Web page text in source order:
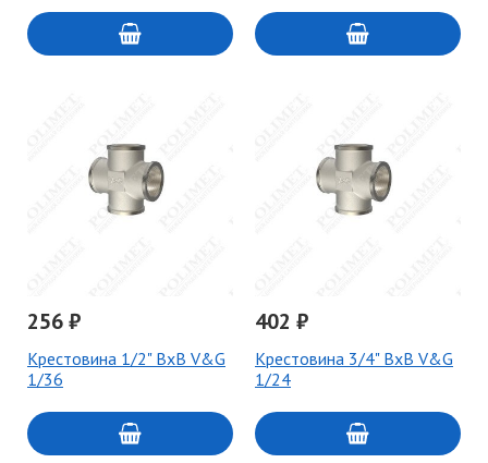
256 ₽
Крестовина 1/2" ВхВ V&G
1/36
402 ₽
Крестовина 3/4" ВхВ V&G
1/24